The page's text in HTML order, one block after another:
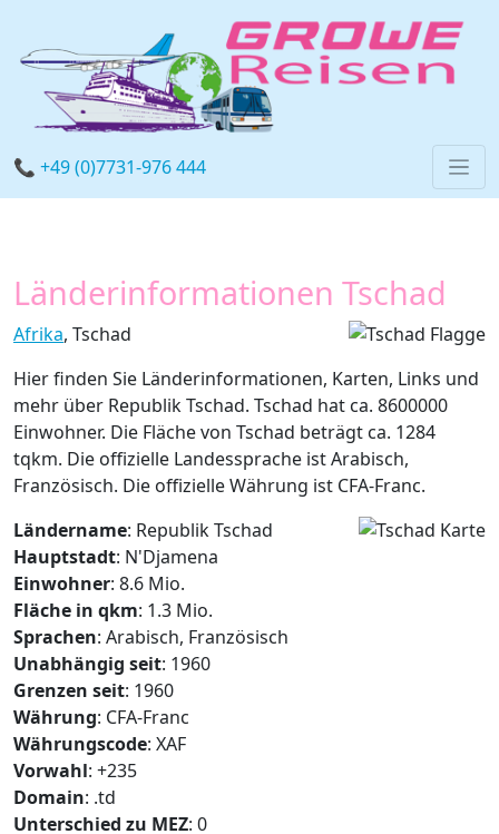
📞 +49 (0)7731-976 444
Länderinformationen Tschad
Afrika, Tschad
Hier finden Sie Länderinformationen, Karten, Links und
mehr über Republik Tschad. Tschad hat ca. 8600000
Einwohner. Die Fläche von Tschad beträgt ca. 1284
tqkm. Die offizielle Landessprache ist Arabisch,
Französisch. Die offizielle Währung ist CFA-Franc.
Ländername: Republik Tschad
Hauptstadt: N'Djamena
Einwohner: 8.6 Mio.
Fläche in qkm: 1.3 Mio.
Sprachen: Arabisch, Französisch
Unabhängig seit: 1960
Grenzen seit: 1960
Währung: CFA-Franc
Währungscode: XAF
Vorwahl: +235
Domain: .td
Unterschied zu MEZ: 0